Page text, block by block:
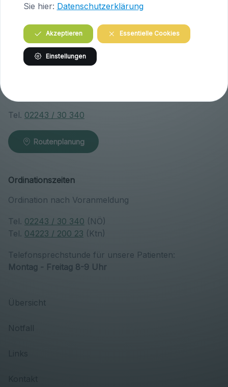
Routenplanung
Praxis Klosterneuburg (Niederösterreich)
Wiener Straße 146
Tel. 02243 / 30 340
Routenplanung
Ordinationszeiten
Ordination nach Voranmeldung
Tel. 02243 / 30 340 (NÖ)
Tel. 04223 / 200 23 (Ktn)
Telefonsprechstunde für unsere Patienten:
Montag - Freitag 8-9 Uhr
Übersicht
Notfall
Links
Sie hier: Datenschutzerklärung
Akzeptieren Essentielle Cookies
Einstellungen